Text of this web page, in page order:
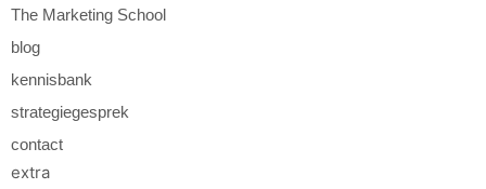
The Marketing School
blog
kennisbank
strategiegesprek
contact
extra